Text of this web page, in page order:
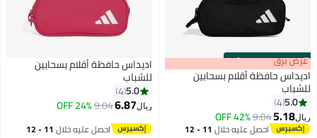
00m:00s
·
100% Left عرض برق
اديداس حافظة أقلام بسحابين
للشباب
5.0
4
ريال5.18
9.04
42% OFF
احصل عليه خلال 11 - 12
اديداس حافظة أقلام بسحابين
للشباب
5.0
4
ريال6.87
9.04
24% OFF
احصل عليه خلال 11 - 12